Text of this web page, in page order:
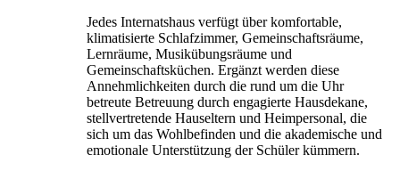
Jedes Internatshaus verfügt über komfortable,
klimatisierte Schlafzimmer, Gemeinschaftsräume,
Lernräume, Musikübungsräume und
Gemeinschaftsküchen. Ergänzt werden diese
Annehmlichkeiten durch die rund um die Uhr
betreute Betreuung durch engagierte Hausdekane,
stellvertretende Hauseltern und Heimpersonal, die
sich um das Wohlbefinden und die akademische und
emotionale Unterstützung der Schüler kümmern.